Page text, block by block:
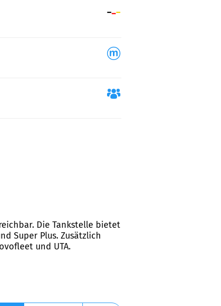
Die Tankstelle bietet
Super Plus. Zusätzlich
und UTA.